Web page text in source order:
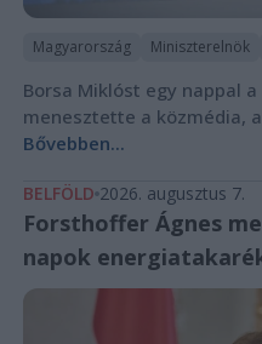
Magyarország Miniszterelnök
Borsa Miklóst egy nappal
menesztette a közmédia,
Bővebben...
BELFÖLD 2026. augusztus 7.
Forsthoffer Ágnes
napok